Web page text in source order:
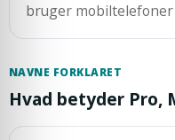
bruger mobiltelefoner
NAVNE FORKLARET
Hvad betyder Pro,